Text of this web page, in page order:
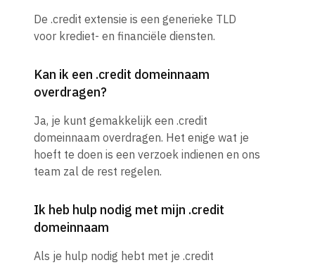
De .credit extensie is een generieke TLD
voor krediet- en financiële diensten.
Kan ik een .credit domeinnaam
overdragen?
Ja, je kunt gemakkelijk een .credit
domeinnaam overdragen. Het enige wat je
hoeft te doen is een verzoek indienen en ons
team zal de rest regelen.
Ik heb hulp nodig met mijn .credit
domeinnaam
Als je hulp nodig hebt met je .credit